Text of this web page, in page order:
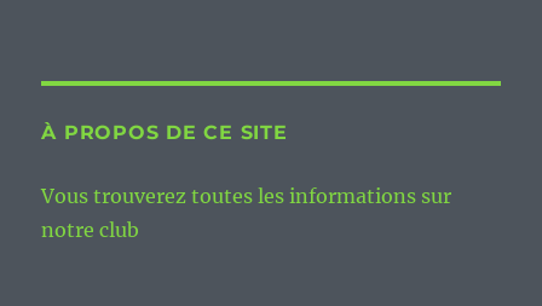
À PROPOS DE CE SITE
Vous trouverez toutes les informations sur
notre club